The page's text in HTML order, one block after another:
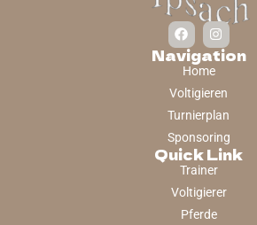
Navigation
Home
Voltigieren
Turnierplan
Sponsoring
Quick Link
Trainer
Voltigierer
Pferde